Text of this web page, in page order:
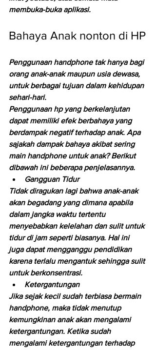
membuka-buka aplikasi.
Bahaya Anak nonton di HP
Penggunaan handphone tak hanya bagi
orang anak-anak maupun usia dewasa,
untuk berbagai tujuan dalam kehidupan
sehari-hari.
Penggunaan hp yang berkelanjutan
dapat memiliki efek berbahaya yang
berdampak negatif terhadap anak. Apa
sajakah dampak bahaya akibat sering
main handphone untuk anak? Berikut
dibawah ini beberapa penjelasannya.
Gangguan Tidur
Tidak diragukan lagi bahwa anak-anak
akan begadang yang dimana apabila
dalam jangka waktu tertentu
menyebabkan kelelahan dan sulit untuk
tidur di jam seperti biasanya. Hal ini
juga dapat mengganggu pendidikan
karena terlalu mengantuk sehingga sulit
untuk berkonsentrasi.
Ketergantungan
Jika sejak kecil sudah terbiasa bermain
handphone, maka tidak menutup
kemungkinan anak akan mengalami
ketergantungan. Ketika sudah
mengalami ketergantungan terhadap